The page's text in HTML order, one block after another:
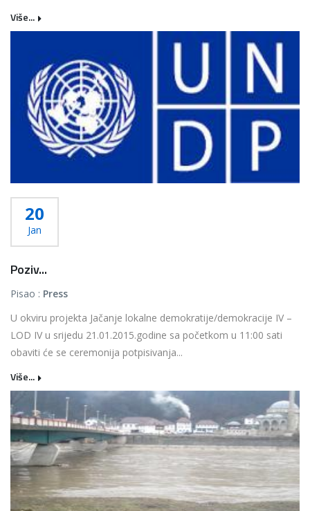
Više...
20
Jan
Poziv...
Pisao : Press
U okviru projekta Jačanje lokalne demokratije/demokracije IV –
LOD IV u srijedu 21.01.2015.godine sa početkom u 11:00 sati
obaviti će se ceremonija potpisivanja...
Više...